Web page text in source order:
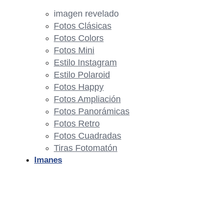
imagen revelado
Fotos Clásicas
Fotos Colors
Fotos Mini
Estilo Instagram
Estilo Polaroid
Fotos Happy
Fotos Ampliación
Fotos Panorámicas
Fotos Retro
Fotos Cuadradas
Tiras Fotomatón
Imanes